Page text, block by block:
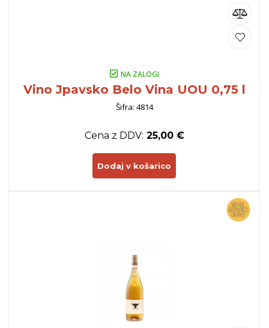
NA ZALOGI
Vino Jpavsko Belo Vina UOU 0,75 l
Šifra: 4814
Cena z DDV: 25,00 €
Dodaj v košarico